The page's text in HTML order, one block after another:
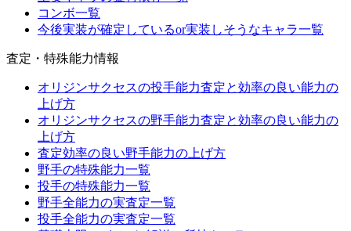
コンボ一覧
今後実装が確定しているor実装しそうなキャラ一覧
査定・特殊能力情報
オリジンサクセスの投手能力査定と効率の良い能力の
上げ方
オリジンサクセスの野手能力査定と効率の良い能力の
上げ方
査定効率の良い野手能力の上げ方
野手の特殊能力一覧
投手の特殊能力一覧
野手全能力の実査定一覧
投手全能力の実査定一覧